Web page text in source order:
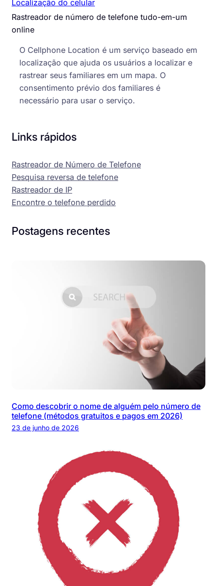
Localização do celular
Rastreador de número de telefone tudo-em-um
online
O Cellphone Location é um serviço baseado em
localização que ajuda os usuários a localizar e
rastrear seus familiares em um mapa. O
consentimento prévio dos familiares é
necessário para usar o serviço.
Links rápidos
Rastreador de Número de Telefone
Pesquisa reversa de telefone
Rastreador de IP
Encontre o telefone perdido
Postagens recentes
Como descobrir o nome de alguém pelo número de
telefone (métodos gratuitos e pagos em 2026)
23 de junho de 2026